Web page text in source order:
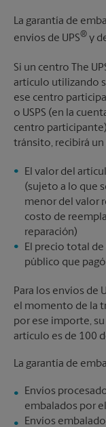
La garantía de
envíos de UPS® y
Si un centro The
artículo utilizando
ese centro
o USPS (en la
centro
tránsito, recibirá
El valor del
(sujeto a lo que
menor del valor
costo de
reparación)
El precio total de
público que
Para los envíos de
el momento de la
por ese importe,
artículo es de 100
La garantía de
Envíos
embalados por
Envíos